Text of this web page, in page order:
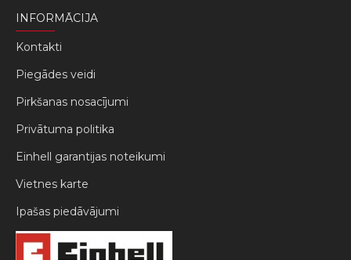
INFORMĀCIJA
Kontakti
Piegādes veidi
Pirkšanas nosacījumi
Privātuma politika
Einhell garantijas noteikumi
Vietnes karte
Ipašas piedāvājumi